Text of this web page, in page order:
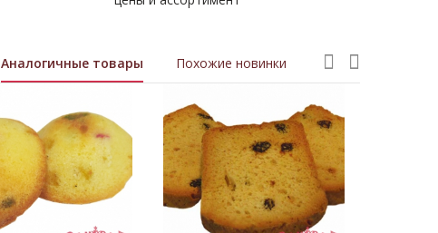
Аналогичные товары Похожие новинки